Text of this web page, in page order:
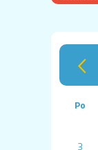
‹
Po
3